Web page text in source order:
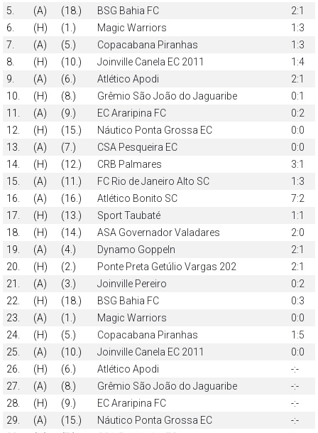
5.
(A) (18.) BSG Bahia FC
2:1
6.
(H) (1.) Magic Warriors
1:3
7.
(A) (5.) Copacabana Piranhas
1:3
8.
(H) (10.) Joinville Canela EC 2011
1:4
9.
(A) (6.) Atlético Apodi
2:1
10.
(H) (8.) Grêmio São João do Jaguaribe
0:1
11.
(A) (9.) EC Araripina FC
0:2
12.
(H) (15.) Náutico Ponta Grossa EC
0:0
13.
(A) (7.) CSA Pesqueira EC
0:0
14.
(H) (12.) CRB Palmares
3:1
15.
(A) (11.) FC Rio de Janeiro Alto SC
1:3
16.
(A) (16.) Atlético Bonito SC
7:2
17.
(H) (13.) Sport Taubaté
1:1
18.
(H) (14.) ASA Governador Valadares
2:0
19.
(A) (4.) Dynamo Goppeln
2:1
20.
(H) (2.) Ponte Preta Getúlio Vargas 202
2:1
21.
(A) (3.) Joinville Pereiro
0:2
22.
(H) (18.) BSG Bahia FC
0:3
23.
(A) (1.) Magic Warriors
0:0
24.
(H) (5.) Copacabana Piranhas
1:5
25.
(A) (10.) Joinville Canela EC 2011
0:0
26.
(H) (6.) Atlético Apodi
-:-
27.
(A) (8.) Grêmio São João do Jaguaribe
-:-
28.
(H) (9.) EC Araripina FC
-:-
29.
(A) (15.) Náutico Ponta Grossa EC
-:-